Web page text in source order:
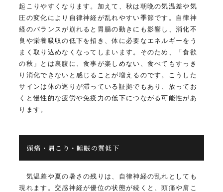
起こりやすくなります。加えて、秋は朝晩の気温差や気
圧の変化により自律神経が乱れやすい季節です。自律神
経のバランスが崩れると胃腸の動きにも影響し、消化不
良や栄養吸収の低下を招き、体に必要なエネルギーをう
まく取り込めなくなってしまいます。そのため、「食欲
の秋」とは裏腹に、食事が楽しめない、食べてもすっき
り消化できないと感じることが増えるのです。こうした
サインは体の巡りが滞っている証拠でもあり、放ってお
くと慢性的な疲労や免疫力の低下につながる可能性があ
ります。
頭痛・肩こり・睡眠の質低下
気温差や夏の暑さの残りは、自律神経の乱れとしても
現れます。交感神経が優位の状態が続くと、頭痛や肩こ